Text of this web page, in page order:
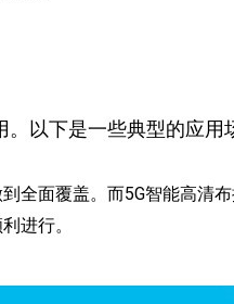
以下是一些典型的应用
全面覆盖。而5G智能高清
进行。